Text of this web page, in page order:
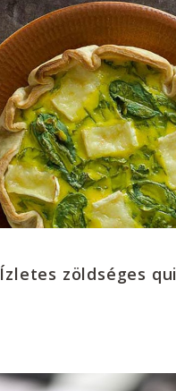
Ízletes zöldséges